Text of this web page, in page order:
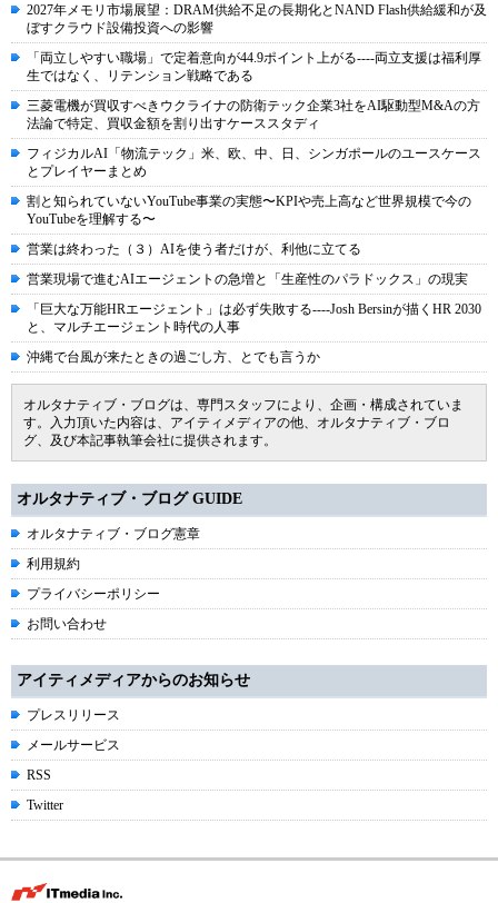
2027年メモリ市場展望：DRAM供給不足の長期化とNAND Flash供給緩和が及
ぼすクラウド設備投資への影響
「両立しやすい職場」で定着意向が44.9ポイント上がる----両立支援は福利厚
生ではなく、リテンション戦略である
三菱電機が買収すべきウクライナの防衛テック企業3社をAI駆動型M&Aの方
法論で特定、買収金額を割り出すケーススタディ
フィジカルAI「物流テック」米、欧、中、日、シンガポールのユースケース
とプレイヤーまとめ
割と知られていないYouTube事業の実態〜KPIや売上高など世界規模で今の
YouTubeを理解する〜
営業は終わった（３）AIを使う者だけが、利他に立てる
営業現場で進むAIエージェントの急増と「生産性のパラドックス」の現実
「巨大な万能HRエージェント」は必ず失敗する----Josh Bersinが描くHR 2030
と、マルチエージェント時代の人事
沖縄で台風が来たときの過ごし方、とでも言うか
オルタナティブ・ブログは、専門スタッフにより、企画・構成されていま
す。入力頂いた内容は、アイティメディアの他、オルタナティブ・ブロ
グ、及び本記事執筆会社に提供されます。
オルタナティブ・ブログ GUIDE
オルタナティブ・ブログ憲章
利用規約
プライバシーポリシー
お問い合わせ
アイティメディアからのお知らせ
プレスリリース
メールサービス
RSS
Twitter